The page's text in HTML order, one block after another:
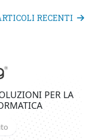
RECENTI
PER LA